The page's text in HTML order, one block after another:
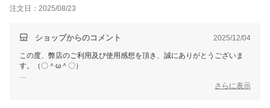
注文日：2025/08/23
ショップからのコメント 2025/12/04
この度、弊店のご利用及び使用感想を頂き、誠にありがとうございま
す。（〇＾ω＾〇）
ご多用にもかかわらず、丁寧なご使用感想をいただき本当に嬉しい限り
さらに表示